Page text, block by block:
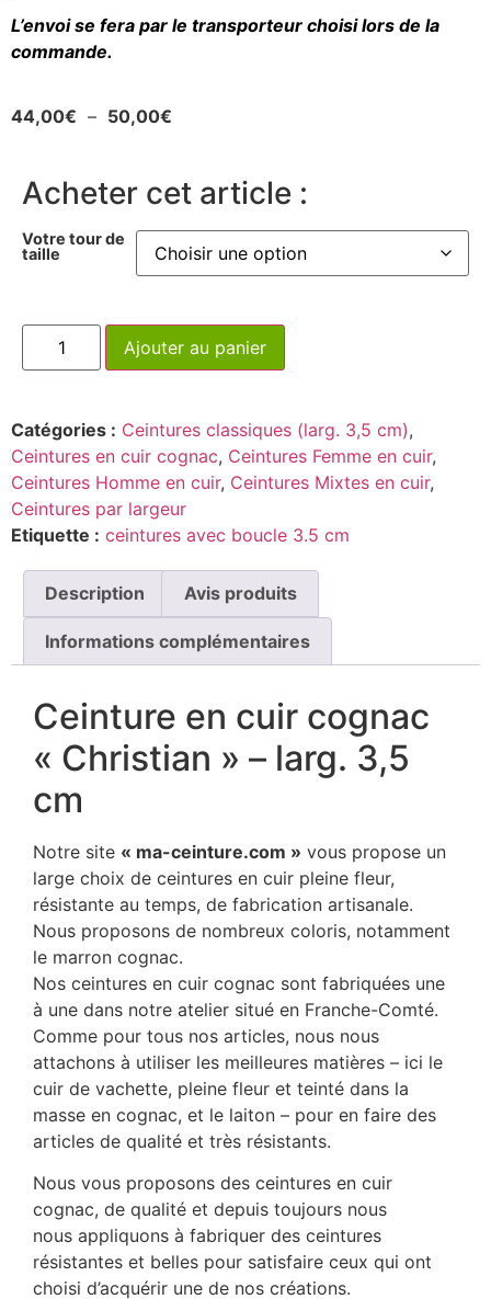
L’envoi se fera par le transporteur choisi lors de la
commande.
44,00€ – 50,00€
Acheter cet article :
Votre tour de
taille
Ajouter au panier
Catégories : Ceintures classiques (larg. 3,5 cm),
Ceintures en cuir cognac, Ceintures Femme en cuir,
Ceintures Homme en cuir, Ceintures Mixtes en cuir,
Ceintures par largeur
Etiquette : ceintures avec boucle 3.5 cm
Description Avis produits
Informations complémentaires
Ceinture en cuir cognac
« Christian » – larg. 3,5
cm
Notre site « ma-ceinture.com » vous propose un
large choix de ceintures en cuir pleine fleur,
résistante au temps, de fabrication artisanale.
Nous proposons de nombreux coloris, notamment
le marron cognac.
Nos ceintures en cuir cognac sont fabriquées une
à une dans notre atelier situé en Franche-Comté.
Comme pour tous nos articles, nous nous
attachons à utiliser les meilleures matières – ici le
cuir de vachette, pleine fleur et teinté dans la
masse en cognac, et le laiton – pour en faire des
articles de qualité et très résistants.
Nous vous proposons des ceintures en cuir
cognac, de qualité et depuis toujours nous
nous appliquons à fabriquer des ceintures
résistantes et belles pour satisfaire ceux qui ont
choisi d’acquérir une de nos créations.